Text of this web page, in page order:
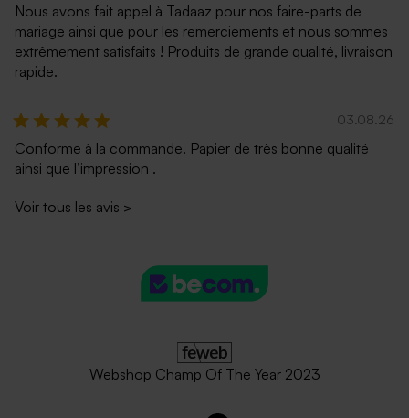
Enveloppe rectangulaire gris
argent
Enveloppe communion ocre
rouge
Nous avons fait appel à Tadaaz pour nos faire-parts de
mariage ainsi que pour les remerciements et nous sommes
extrêmement satisfaits ! Produits de grande qualité, livraison
rapide.
03.08.26
Conforme à la commande. Papier de très bonne qualité
ainsi que l’impression .
Voir tous les avis >
Webshop Champ Of The Year 2023